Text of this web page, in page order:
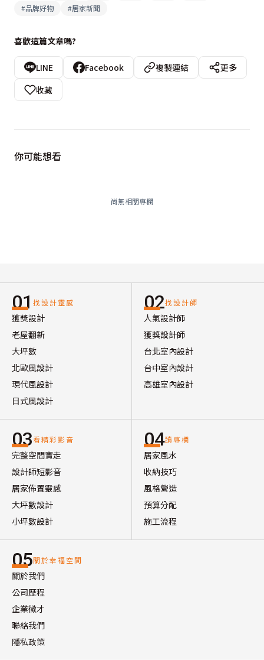
#品牌好物 #居家新聞
喜歡這篇文章嗎?
LINE Facebook 複製連結
更多
收藏
你可能想看
尚無相關專欄
01 找設計靈感
獲獎設計
老屋翻新
大坪數
北歐風設計
現代風設計
日式風設計
02找設計師
人氣設計師
獲獎設計師
台北室內設計
台中室內設計
高雄室內設計
03看精彩影音
完整空間實走
設計師短影音
居家佈置靈感
大坪數設計
小坪數設計
04讀專欄
居家風水
收納技巧
風格營造
預算分配
施工流程
05關於幸福空間
關於我們
公司歷程
企業徵才
聯絡我們
隱私政策